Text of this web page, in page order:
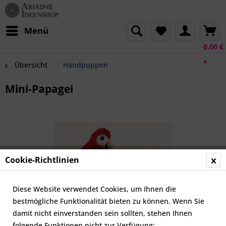
Menü
0,00 €
*
Übersicht Handpuppen
Mini-Papagei
Cookie-Richtlinien
Diese Website verwendet Cookies, um Ihnen die
bestmögliche Funktionalität bieten zu können. Wenn Sie
damit nicht einverstanden sein sollten, stehen Ihnen